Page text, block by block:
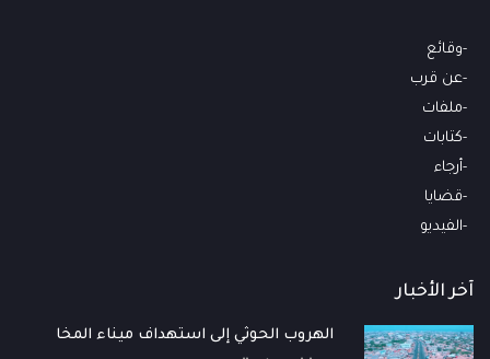
وقائع
عن قرب
ملفات
كتابات
أرجاء
قضايا
الفيديو
آخر الأخبار
الهروب الحوثي إلى استهداف ميناء المخا